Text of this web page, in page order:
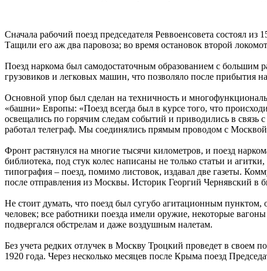
Сначала рабочий поезд председателя Реввоенсовета состоял
Тащили его аж два паровоза; во время остановок второй
Поезд наркома был самодостаточным образованием с большим
грузовиков и легковых машин, что позволяло после прибытия
Основной упор был сделан на техничность и
«башни» Европы: «Поезд всегда был в курсе того, что
освещались по горячим следам событий и приводились в связь
работал телеграф. Мы соединялись прямым проводом с
Фронт растянулся на многие тысячи километров, и поезд
библиотека, под стук колес написаны не только статьи и
типография – поезд, помимо листовок, издавал две газеты.
после отправления из Москвы. Историк Георгий Чернявский в
Не стоит думать, что поезд был сугубо агитационным пунктом,
человек; все работники поезда имели оружие, некоторые
подвергался обстрелам и даже воздушным налетам.
Без учета редких отлучек в Москву Троцкий проведет в своем
1920 года. Через несколько месяцев после Крыма поезд